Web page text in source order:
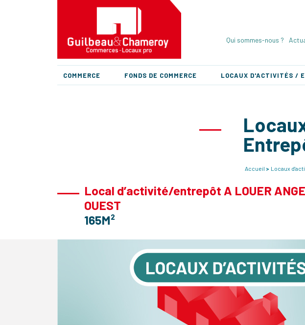
Qui sommes-nous ?
COMMERCE FONDS DE COMMERCE LOCAUX D'ACTIVITÉS /
Accueil Locaux
Local d’activité/entrepôt A LOUER
OUEST
165M²